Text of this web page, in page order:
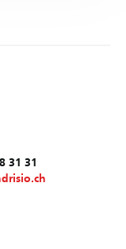
31 31